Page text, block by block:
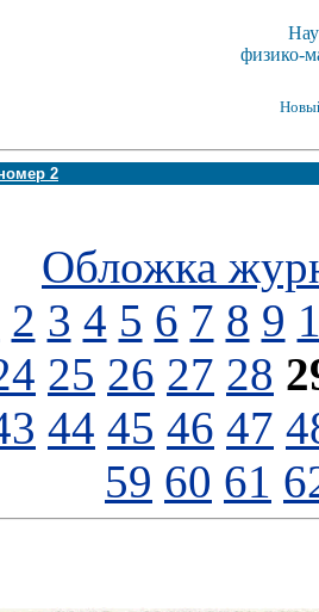
физико-
2
Обложка
2 3 4 5 6 7 8 9
25 26 27 28
44 45 46 47
59 60 61